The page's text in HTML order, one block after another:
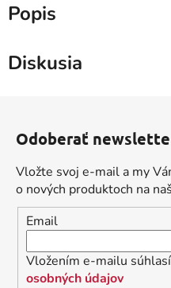
Popis
Diskusia
Odoberať
Vložte svoj e-mail a my
o nových produktoch na
Email
Vložením e-mailu
osobných údajov